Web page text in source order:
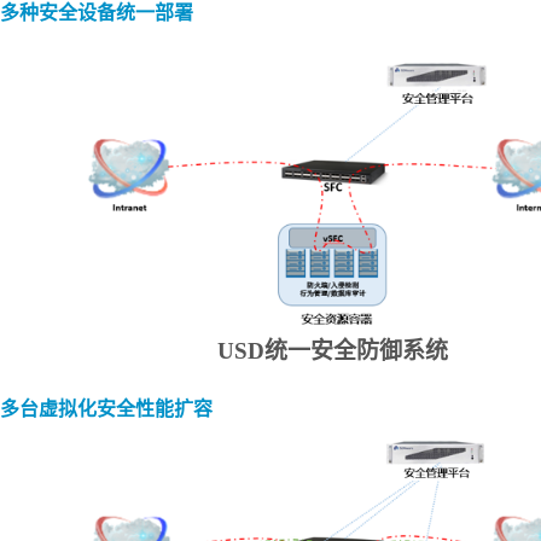
多种安全设备统一部署
USD统一安全防御系统
多台虚拟化安全性能扩容